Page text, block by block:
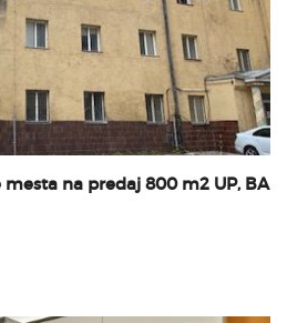
mesta na predaj 800 m2 UP, BA